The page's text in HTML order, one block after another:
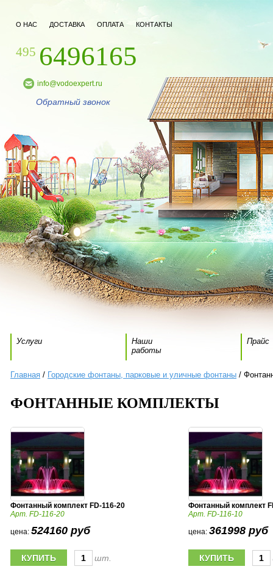
О НАС ДОСТАВКА ОПЛАТА КОНТАКТЫ
495 6496165
info@vodoexpert.ru
Обратный звонок
Услуги
Наши
работы
Прайс
Главная / Городские фонтаны, парковые и уличные фонтаны /
ФОНТАННЫЕ КОМПЛЕКТЫ
Фонтанный комплект FD-116-20
Арт. FD-116-20
цена: 524160 руб
шт.
Фонтанный комплект
Арт. FD-116-10
цена: 361998 руб